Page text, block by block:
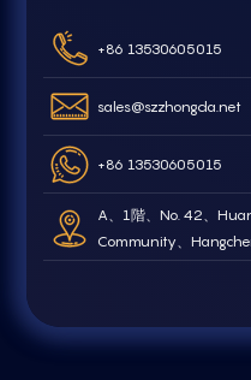
+86 13530605015
sales@szzhongda.net
+86 13530605015
A、1階、No. 42、
Community、